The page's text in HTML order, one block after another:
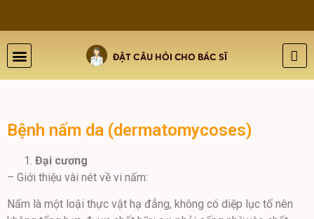
Bệnh nấm da (dermatomycoses)
Đại cương
– Giới thiệu vài nét về vi nấm:
Nấm là một loậi thực vật hạ đẳng, không có diệp lục tố nên